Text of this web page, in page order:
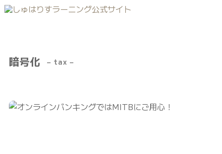
暗号化 – tax –